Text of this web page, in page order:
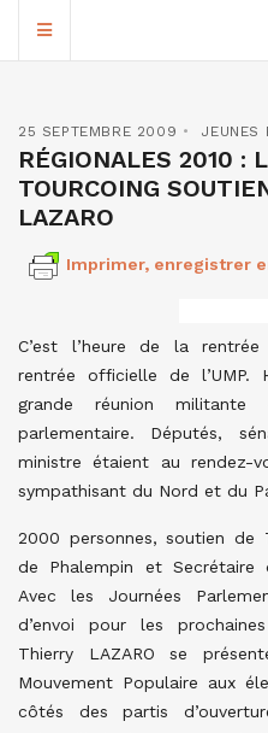
25 SEPTEMBRE 2009 JEUNES
RÉGIONALES 2010 :
TOURCOING
LAZARO
Imprimer, enregistrer
C’est l’heure de la
rentrée officielle de
grande réunion
parlementaire. Députés,
ministre étaient au rendez-
sympathisant du Nord et du
2000 personnes, soutien de
de Phalempin et Secrétaire
Avec les Journées
d’envoi pour les
Thierry LAZARO se
Mouvement Populaire aux
côtés des partis